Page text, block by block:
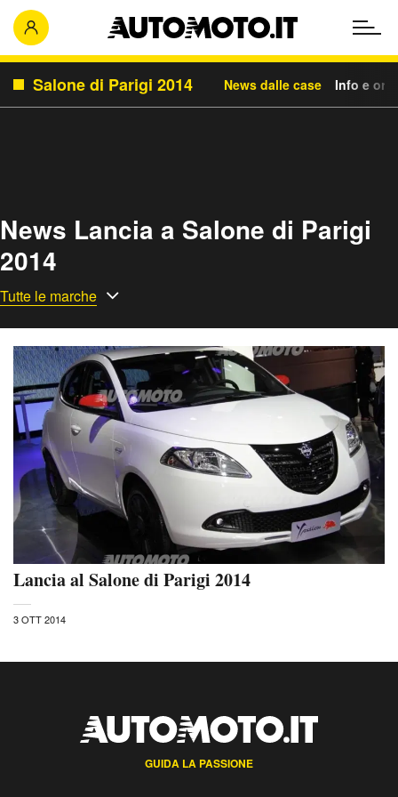
Salone di Parigi 2014 News dalle case Info e
News Lancia a Salone di Parigi
2014
Tutte le marche
Lancia al Salone di Parigi 2014
3 OTT 2014
GUIDA LA PASSIONE